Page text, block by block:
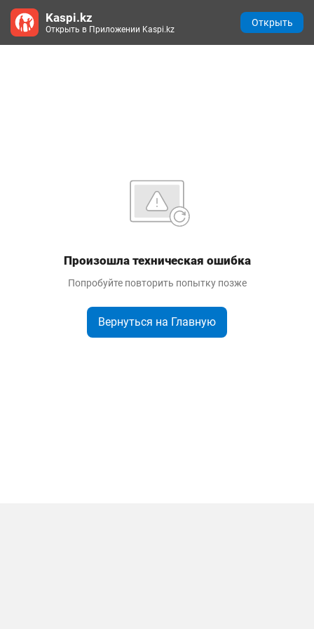
Произошла техническая ошибка
Попробуйте повторить попытку позже
Вернуться на Главную
Kaspi.kz
Открыть в Приложении Kaspi.kz
Открыть